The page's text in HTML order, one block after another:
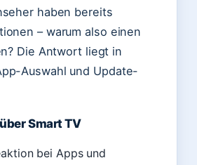
haben bereits
– warum also einen
Die Antwort liegt in
Auswahl und Update-
Smart TV
bei Apps und